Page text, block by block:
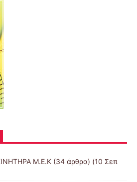
Μ.Ε.Κ (34 άρθρα) (10 Σεπ